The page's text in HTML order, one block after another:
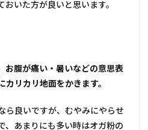
いた方が良いと思います。
お腹が痛い・暑いなどの意思表
リカリ地面をかきます。
ら良いですが、むやみにやらせ
、あまりにも多い時はオガ粉の